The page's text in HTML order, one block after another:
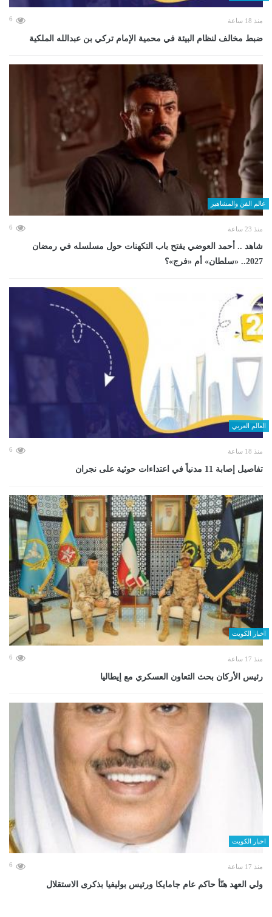
منذ 18 ساعة 6
ضبط مخالف لنظام البيئة في محمية الإمام تركي بن عبدالله الملكية
عالم الفن والمشاهير
منذ 23 ساعة 6
شاهد .. أحمد العوضي يفتح باب التكهنات حول مسلسله في رمضان
2027.. «سلطان» أم «فرج»؟
العالم العربي
منذ 18 ساعة 6
تفاصيل إصابة 11 مدنياً في اعتداءات حوثية على نجران
اخبار الكويت
منذ 17 ساعة 6
رئيس الأركان بحث التعاون العسكري مع إيطاليا
اخبار الكويت
منذ 17 ساعة 6
ولي العهد هنّأ حاكم عام جامايكا ورئيس بوليفيا بذكرى الاستقلال